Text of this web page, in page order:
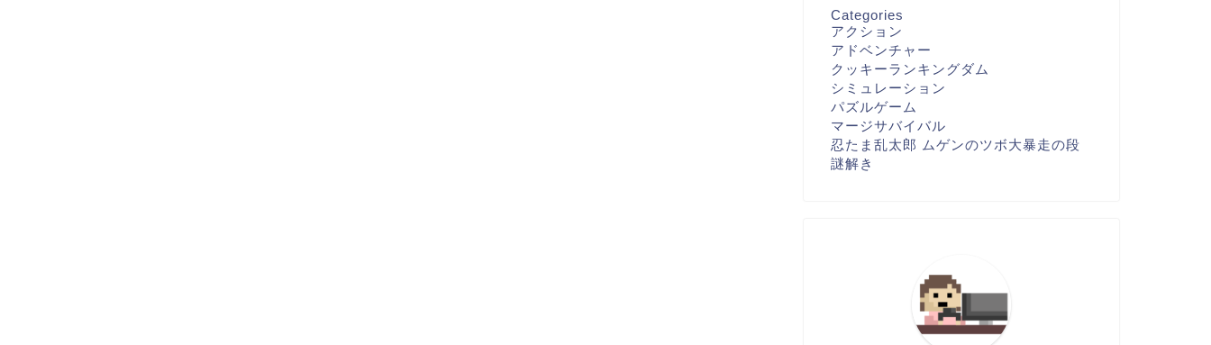
Categories
アクション
アドベンチャー
クッキーランキングダム
シミュレーション
パズルゲーム
マージサバイバル
忍たま乱太郎 ムゲンのツボ大暴走の段
謎解き